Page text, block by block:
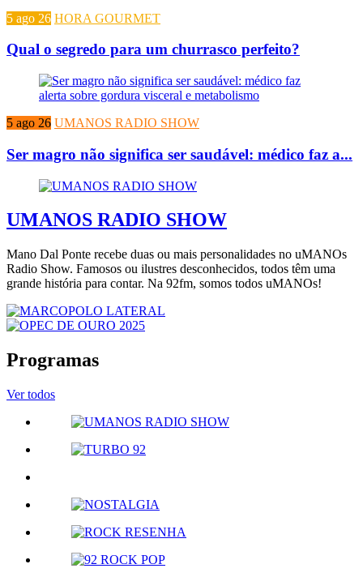
5 ago 26 HORA GOURMET
Qual o segredo para um churrasco perfeito?
5 ago 26 UMANOS RADIO SHOW
Ser magro não significa ser saudável: médico faz a...
UMANOS RADIO SHOW
Mano Dal Ponte recebe duas ou mais personalidades no uMANOs
Radio Show. Famosos ou ilustres desconhecidos, todos têm uma
grande história para contar. Na 92fm, somos todos uMANOs!
Programas
Ver todos